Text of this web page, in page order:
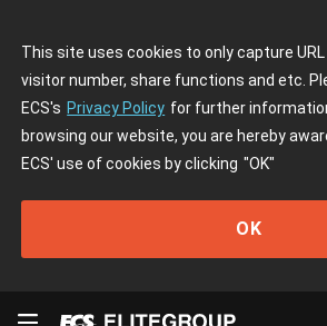
This site uses cookies to only capture
visitor number, share functions and etc.
ECS's Privacy Policy for further
browsing our website, you are hereby
ECS' use of cookies by clicking "OK"
OK